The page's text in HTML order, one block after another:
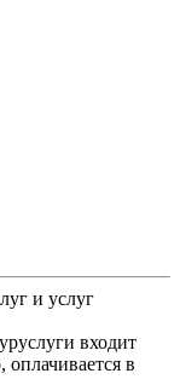
и услуг
входит
в